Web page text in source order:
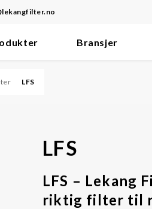
Bransjer
LFS
LFS
LFS – Lekang
riktig filter til